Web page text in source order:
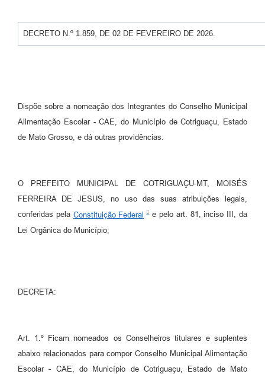
Contas Públicas
Serviços Online
Agenda
DECRETO N.º 1.859, DE 02 DE FEVEREIRO DE 2026.
Dispõe sobre a nomeação dos Integrantes do Conselho Municipal
Alimentação Escolar - CAE, do Município de Cotriguaçu, Estado
de Mato Grosso, e dá outras providências.
O PREFEITO MUNICIPAL DE COTRIGUAÇU-MT, MOISÉS
FERREIRA DE JESUS, no uso das suas atribuições legais,
conferidas pela Constituição Federal
e pelo art. 81, inciso III, da
Lei Orgânica do Município;
DECRETA:
Art. 1.º Ficam nomeados os Conselheiros titulares e suplentes
abaixo relacionados para compor Conselho Municipal Alimentação
Escolar - CAE, do Município de Cotriguaçu, Estado de Mato